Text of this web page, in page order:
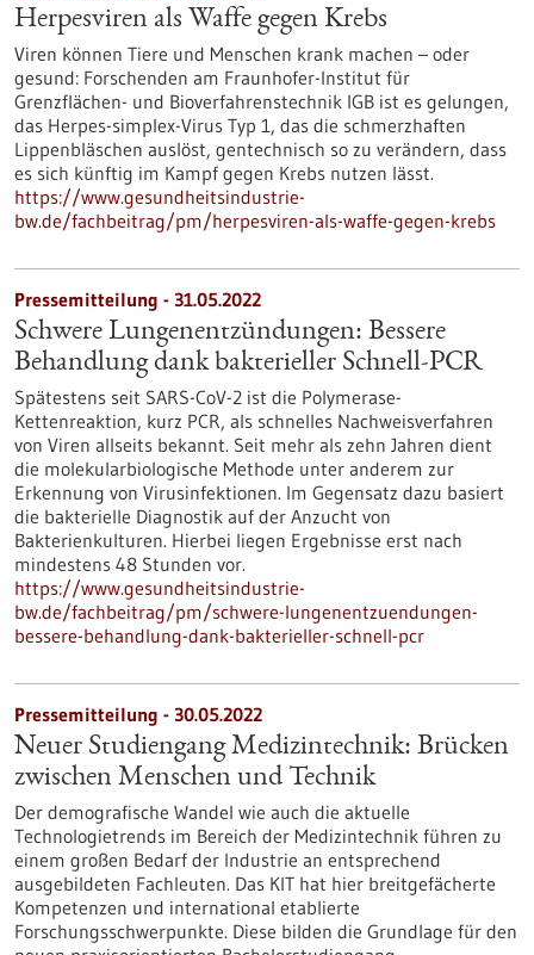
Herpesviren als Waffe gegen Krebs
Viren können Tiere und Menschen krank machen – oder
gesund: Forschenden am Fraunhofer-Institut für
Grenzflächen- und Bioverfahrenstechnik IGB ist es gelungen,
das Herpes-simplex-Virus Typ 1, das die schmerzhaften
Lippenbläschen auslöst, gentechnisch so zu verändern, dass
es sich künftig im Kampf gegen Krebs nutzen lässt.
https://www.gesundheitsindustrie-
bw.de/fachbeitrag/pm/herpesviren-als-waffe-gegen-krebs
Pressemitteilung - 31.05.2022
Schwere Lungenentzündungen: Bessere
Behandlung dank bakterieller Schnell-PCR
Spätestens seit SARS-CoV-2 ist die Polymerase-
Kettenreaktion, kurz PCR, als schnelles Nachweisverfahren
von Viren allseits bekannt. Seit mehr als zehn Jahren dient
die molekularbiologische Methode unter anderem zur
Erkennung von Virusinfektionen. Im Gegensatz dazu basiert
die bakterielle Diagnostik auf der Anzucht von
Bakterienkulturen. Hierbei liegen Ergebnisse erst nach
mindestens 48 Stunden vor.
https://www.gesundheitsindustrie-
bw.de/fachbeitrag/pm/schwere-lungenentzuendungen-
bessere-behandlung-dank-bakterieller-schnell-pcr
Pressemitteilung - 30.05.2022
Neuer Studiengang Medizintechnik: Brücken
zwischen Menschen und Technik
Der demografische Wandel wie auch die aktuelle
Technologietrends im Bereich der Medizintechnik führen zu
einem großen Bedarf der Industrie an entsprechend
ausgebildeten Fachleuten. Das KIT hat hier breitgefächerte
Kompetenzen und international etablierte
Forschungsschwerpunkte. Diese bilden die Grundlage für den